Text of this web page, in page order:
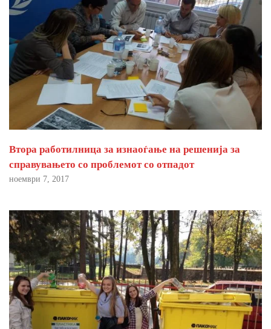
Втора работилница за изнаоѓање на решенија за
справувањето со проблемот со отпадот
ноември 7, 2017